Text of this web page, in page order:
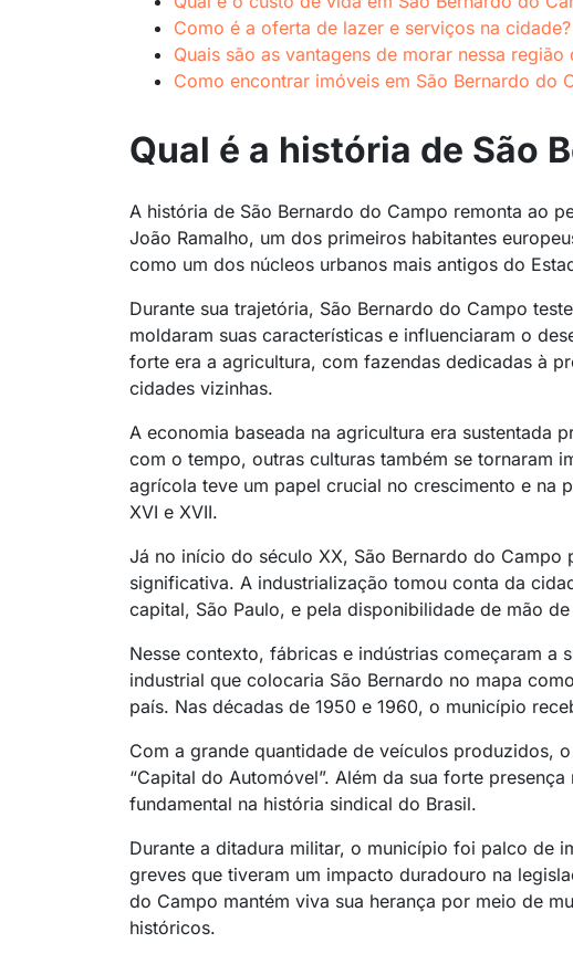
Como é a oferta de lazer e serviços na cidade?
Quais são as vantagens de morar nessa região
Como encontrar imóveis em São Bernardo do
Qual é a história de São
A história de São Bernardo do Campo remonta ao
João Ramalho, um dos primeiros habitantes
como um dos núcleos urbanos mais antigos do
Durante sua trajetória, São Bernardo do Campo
moldaram suas características e influenciaram o
forte era a agricultura, com fazendas dedicadas à
cidades vizinhas.
A economia baseada na agricultura era sustentada
com o tempo, outras culturas também se tornaram
agrícola teve um papel crucial no crescimento e na
XVI e XVII.
Já no início do século XX, São Bernardo do Campo
significativa. A industrialização tomou conta da
capital, São Paulo, e pela disponibilidade de mão
Nesse contexto, fábricas e indústrias começaram a
industrial que colocaria São Bernardo no mapa
país. Nas décadas de 1950 e 1960, o município
Com a grande quantidade de veículos produzidos,
“Capital do Automóvel”. Além da sua forte
fundamental na história sindical do Brasil.
Durante a ditadura militar, o município foi palco de
greves que tiveram um impacto duradouro na
do Campo mantém viva sua herança por meio de
históricos.